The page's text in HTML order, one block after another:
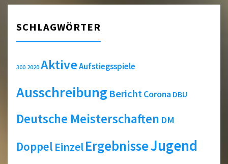
SCHLAGWÖRTER
300 2020 AktiveAufstiegsspiele
Ausschreibung BerichtCorona DBU
Deutsche Meisterschaften DM
Doppel EinzelErgebnisseJugend